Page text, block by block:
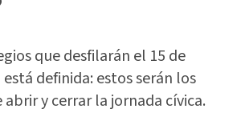
que desfilarán el 15 de
definida: estos serán los
abrir y cerrar la jornada cívica.